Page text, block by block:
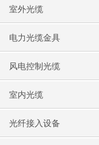
室外光缆
电力光缆金具
风电控制光缆
室内光缆
光纤接入设备